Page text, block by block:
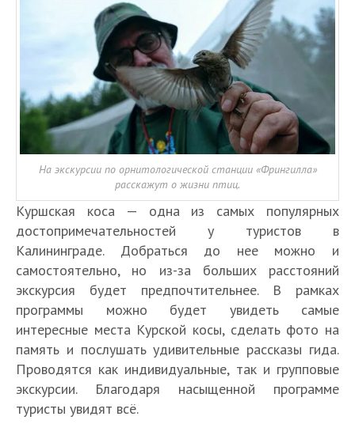
На экскурсии по орнитологической станции «Фрингилла»
расскажут о жизни птиц.
Куршская коса — одна из самых популярных
достопримечательностей у туристов в
Калининграде. Добраться до нее можно и
самостоятельно, но из-за больших расстояний
экскурсия будет предпочтительнее. В рамках
программы можно будет увидеть самые
интересные места Курской косы, сделать фото на
память и послушать удивительные рассказы гида.
Проводятся как индивидуальные, так и групповые
экскурсии. Благодаря насыщенной программе
туристы увидят всё.